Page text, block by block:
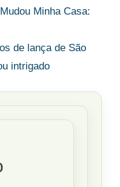
Minha Casa:
de lança de São
intrigado